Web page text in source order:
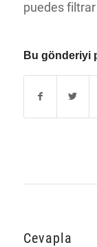
puedes
Bu gönderiyi
Cevapla